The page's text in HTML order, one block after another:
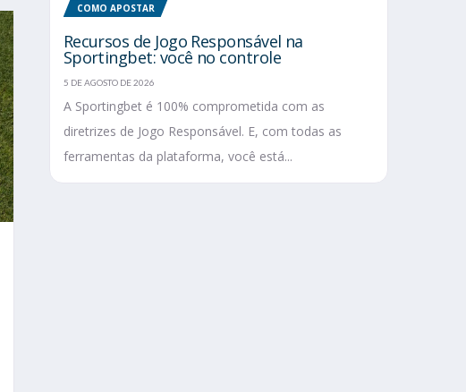
COMO APOSTAR
Recursos de Jogo Responsável na
Sportingbet: você no controle
5 DE AGOSTO DE 2026
A Sportingbet é 100% comprometida com as
diretrizes de Jogo Responsável. E, com todas as
ferramentas da plataforma, você está...